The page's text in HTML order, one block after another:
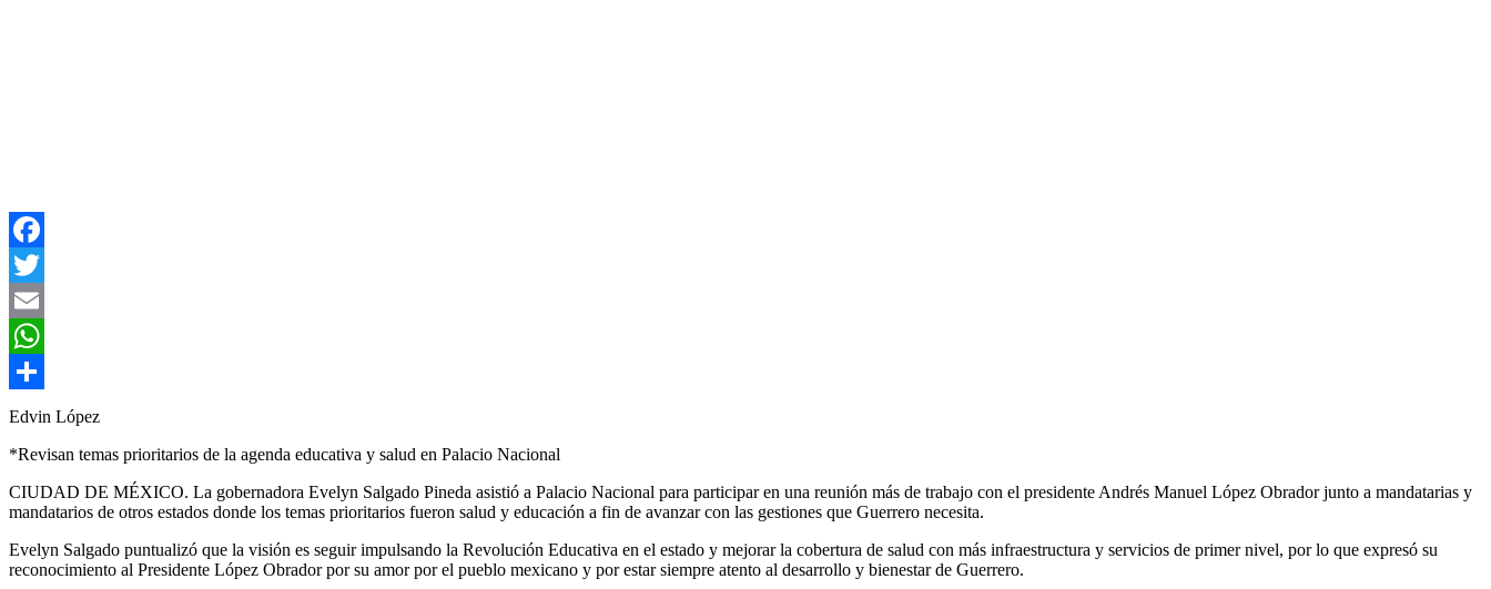
Facebook
Twitter
Email
WhatsApp
Compartir
Edvin López
*Revisan temas prioritarios de la agenda educativa y salud en Palacio Nacional
CIUDAD DE MÉXICO. La gobernadora Evelyn Salgado Pineda asistió a Palacio Nacional para participar en una reunión más de trabajo con el presidente Andrés Manuel López Obrador junto a mandatarias y
mandatarios de otros estados donde los temas prioritarios fueron salud y educación a fin de avanzar con las gestiones que Guerrero necesita.
Evelyn Salgado puntualizó que la visión es seguir impulsando la Revolución Educativa en el estado y mejorar la cobertura de salud con más infraestructura y servicios de primer nivel, por lo que expresó su
reconocimiento al Presidente López Obrador por su amor por el pueblo mexicano y por estar siempre atento al desarrollo y bienestar de Guerrero.